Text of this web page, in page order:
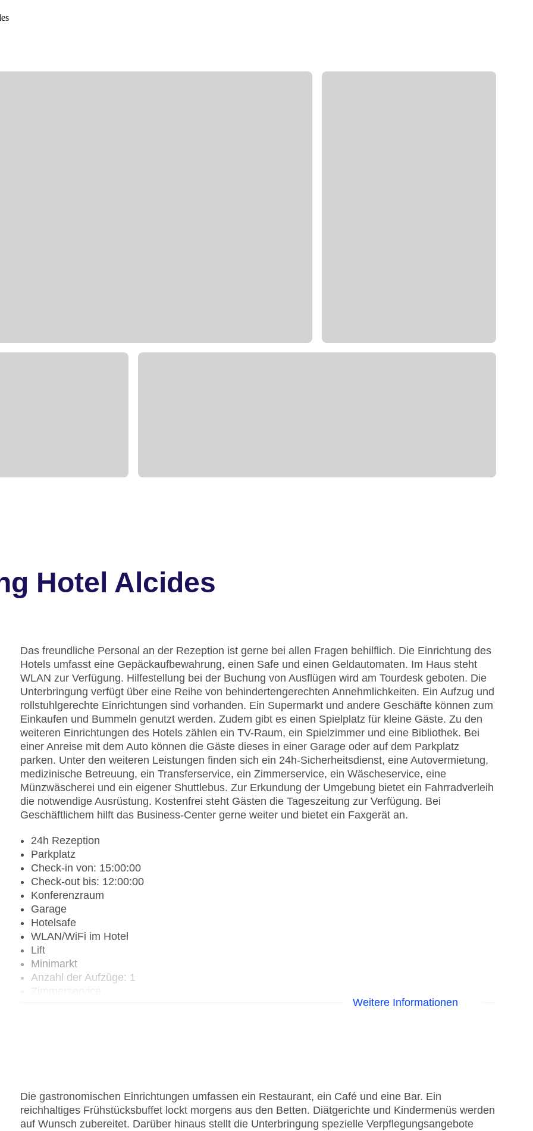
Hotel Alcides
Das freundliche Personal an der Rezeption ist gerne bei allen Fragen behilflich. Die Einrichtung des
Hotels umfasst eine Gepäckaufbewahrung, einen Safe und einen Geldautomaten. Im Haus steht
WLAN zur Verfügung. Hilfestellung bei der Buchung von Ausflügen wird am Tourdesk geboten. Die
Unterbringung verfügt über eine Reihe von behindertengerechten Annehmlichkeiten. Ein Aufzug und
rollstuhlgerechte Einrichtungen sind vorhanden. Ein Supermarkt und andere Geschäfte können zum
Einkaufen und Bummeln genutzt werden. Zudem gibt es einen Spielplatz für kleine Gäste. Zu den
weiteren Einrichtungen des Hotels zählen ein TV-Raum, ein Spielzimmer und eine Bibliothek. Bei
einer Anreise mit dem Auto können die Gäste dieses in einer Garage oder auf dem Parkplatz
parken. Unter den weiteren Leistungen finden sich ein 24h-Sicherheitsdienst, eine Autovermietung,
medizinische Betreuung, ein Transferservice, ein Zimmerservice, ein Wäscheservice, eine
Münzwäscherei und ein eigener Shuttlebus. Zur Erkundung der Umgebung bietet ein Fahrradverleih
die notwendige Ausrüstung. Kostenfrei steht Gästen die Tageszeitung zur Verfügung. Bei
Geschäftlichem hilft das Business-Center gerne weiter und bietet ein Faxgerät an.
24h Rezeption
Parkplatz
Check-in von: 15:00:00
Check-out bis: 12:00:00
Konferenzraum
Garage
Hotelsafe
WLAN/WiFi im Hotel
Lift
Minimarkt
Anzahl der Aufzüge: 1
Weitere Informationen
Die gastronomischen Einrichtungen umfassen ein Restaurant, ein Café und eine Bar. Ein
reichhaltiges Frühstücksbuffet lockt morgens aus den Betten. Diätgerichte und Kindermenüs werden
auf Wunsch zubereitet. Darüber hinaus stellt die Unterbringung spezielle Verpflegungsangebote